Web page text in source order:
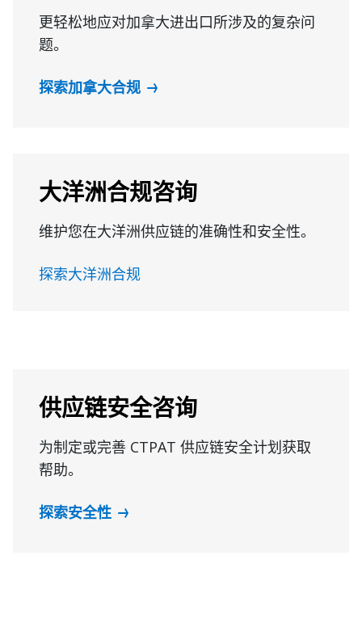
更轻松地应对加拿大进出口所涉及的复杂问
题。
探索加拿大合规
大洋洲合规咨询
维护您在大洋洲供应链的准确性和安全性。
探索大洋洲合规
供应链安全咨询
为制定或完善 CTPAT 供应链安全计划获取
帮助。
探索安全性